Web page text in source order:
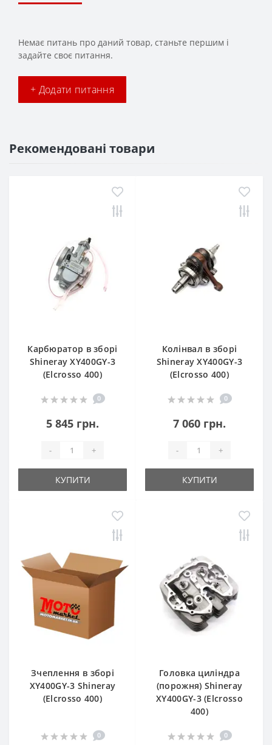
Немає питань про даний товар, станьте першим і
задайте своє питання.
+ Додати питання
Рекомендовані товари
Карбюратор в зборі
Shineray XY400GY-3
(Elcrosso 400)
0
5 845 грн.
- +
КУПИТИ
Колінвал в зборі
Shineray XY400GY-3
(Elcrosso 400)
0
7 060 грн.
- +
КУПИТИ
Зчеплення в зборі
XY400GY-3 Shineray
(Elcrosso 400)
0
Головка циліндра
(порожня) Shineray
XY400GY-3 (Elcrosso
400)
0